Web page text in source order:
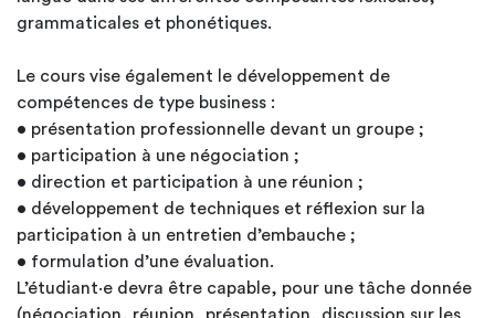
grammaticales et phonétiques.
Le cours vise également le développement de
compétences de type business :
• présentation professionnelle devant un groupe ;
• participation à une négociation ;
• direction et participation à une réunion ;
• développement de techniques et réflexion sur la
participation à un entretien d’embauche ;
• formulation d’une évaluation.
L’étudiant·e devra être capable, pour une tâche donnée